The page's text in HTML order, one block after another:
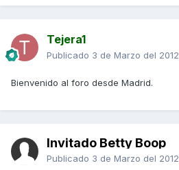
Tejera1
Publicado 3 de Marzo del 2012
Bienvenido al foro desde Madrid.
Invitado Betty Boop
Publicado 3 de Marzo del 2012